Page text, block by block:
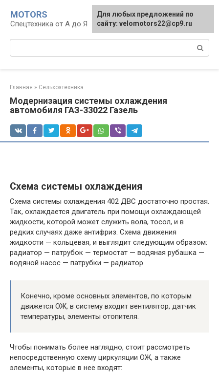
контенту
MOTORS
Спецтехника от А до Я
Главная » Сельхозтехника
Модернизация системы охлаждения
автомобиля ГАЗ-33022 Газель
Схема системы охлаждения
Схема системы охлаждения 402 ДВС достаточно простая.
Так, охлаждается двигатель при помощи охлаждающей
жидкости, которой может служить вола, тосол, и в
редких случаях даже антифриз. Схема движения
жидкости — кольцевая, и выглядит следующим образом:
радиатор — патрубок — термостат — водяная рубашка —
водяной насос — патрубки — радиатор.
Конечно, кроме основных элементов, по которым
движется ОЖ, в систему входит вентилятор, датчик
температуры, элементы отопителя.
Чтобы понимать более наглядно, стоит рассмотреть
непосредственную схему циркуляции ОЖ, а также
элементы, которые в неё входят:
Для любых предложений по
сайту: velomotors22@cp9.ru